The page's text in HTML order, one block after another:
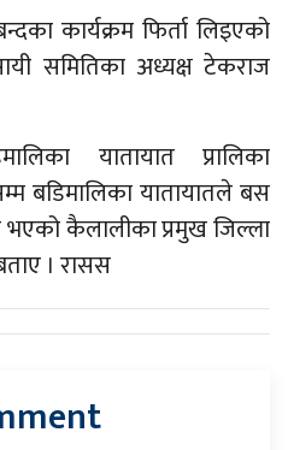
कार्यक्रम फिर्ता लिइएको
समितिका अध्यक्ष टेकराज
यातायात प्रालिका
बडिमालिका यातायातले बस
भएको कैलालीका प्रमुख जिल्ला
। रासस